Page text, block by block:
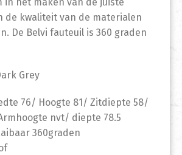
de kwaliteit van de materialen
De Belvi fauteuil is 360 graden
Grey
76/ Hoogte 81/ Zitdiepte 58/
nvt/ diepte 78.5
360graden